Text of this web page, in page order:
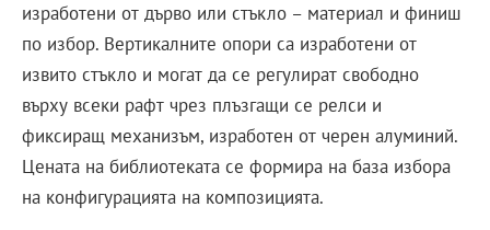
изработени от дърво или стъкло – материал и финиш
по избор. Вертикалните опори са изработени от
извито стъкло и могат да се регулират свободно
върху всеки рафт чрез плъзгащи се релси и
фиксиращ механизъм, изработен от черен алуминий.
Цената на библиотеката се формира на база избора
на конфигурацията на композицията.